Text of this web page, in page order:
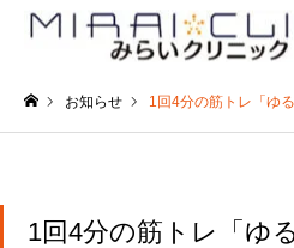
お知らせ 1回4分の筋トレ「ゆ
1回4分の筋トレ「ゆ